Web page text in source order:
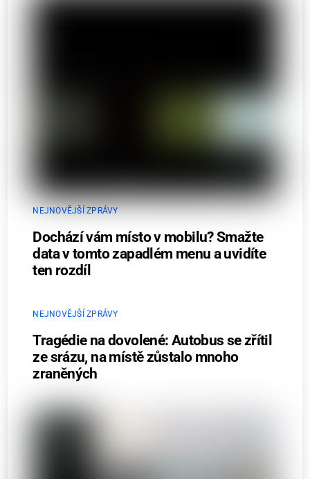
NEJNOVĚJŠÍ ZPRÁVY
Dochází vám místo v mobilu? Smažte
data v tomto zapadlém menu a uvidíte
ten rozdíl
NEJNOVĚJŠÍ ZPRÁVY
Tragédie na dovolené: Autobus se zřítil
ze srázu, na místě zůstalo mnoho
zraněných